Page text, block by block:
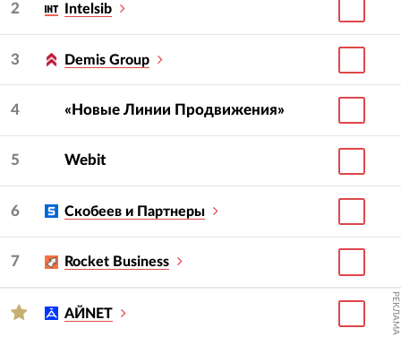
2 Intelsib
3 Demis Group
4 «Новые Линии Продвижения»
5 Webit
6 Скобеев и Партнеры
7 Rocket Business
АЙNET РЕКЛАМА